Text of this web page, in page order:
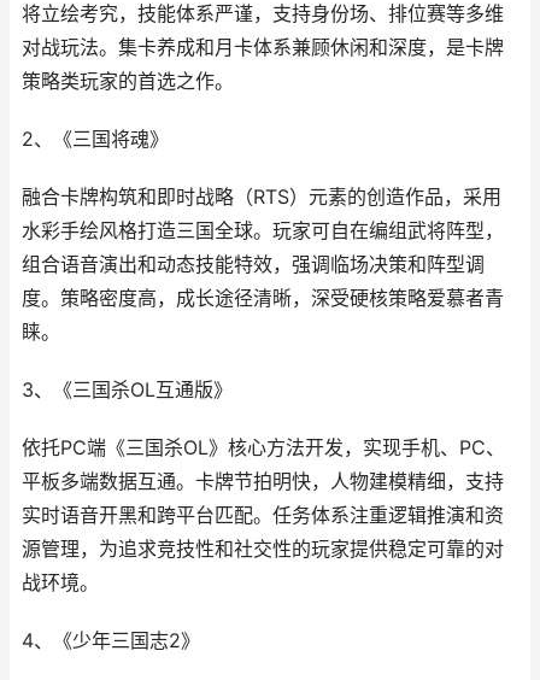
将立绘考究，技能体系严谨，支持身份场、排位赛等多维
对战玩法。集卡养成和月卡体系兼顾休闲和深度，是卡牌
策略类玩家的首选之作。
2、《三国将魂》
融合卡牌构筑和即时战略（RTS）元素的创造作品，采用
水彩手绘风格打造三国全球。玩家可自在编组武将阵型，
组合语音演出和动态技能特效，强调临场决策和阵型调
度。策略密度高，成长途径清晰，深受硬核策略爱慕者青
睐。
3、《三国杀OL互通版》
依托PC端《三国杀OL》核心方法开发，实现手机、PC、
平板多端数据互通。卡牌节拍明快，人物建模精细，支持
实时语音开黑和跨平台匹配。任务体系注重逻辑推演和资
源管理，为追求竞技性和社交性的玩家提供稳定可靠的对
战环境。
4、《少年三国志2》